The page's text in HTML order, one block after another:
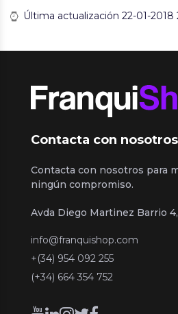
Última actualización 22-01-2018
Contacta con nosotros
Contacta con nosotros para
ningún compromiso.
Avda Diego Martinez Barrio 4,
info@franquishop.com
+(34) 954 092 255
(+34) 664 354 752